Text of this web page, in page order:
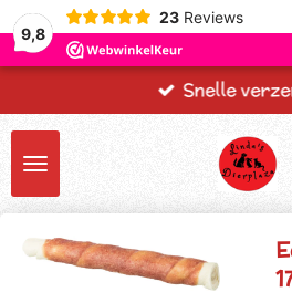
9,8
23 Reviews
Snelle